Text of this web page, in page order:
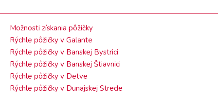
Možnosti získania pôžičky
Rýchle pôžičky v Galante
Rýchle pôžičky v Banskej Bystrici
Rýchle pôžičky v Banskej Štiavnici
Rýchle pôžičky v Detve
Rýchle pôžičky v Dunajskej Strede